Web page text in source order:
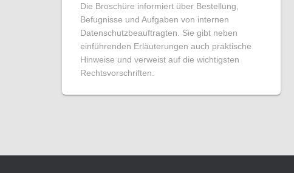
Die Broschüre informiert über Bestellung,
Befugnisse und Aufgaben von internen
Datenschutzbeauftragten. Sie gibt neben
einführenden Erläuterungen auch praktische
Hinweise und verweist auf die wichtigsten
Rechtsvorschriften.